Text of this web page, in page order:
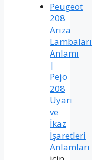
Peugeot
208
Arıza
Lambaları
Anlamı
|
Pejo
208
Uyarı
ve
İkaz
İşaretleri
Anlamları